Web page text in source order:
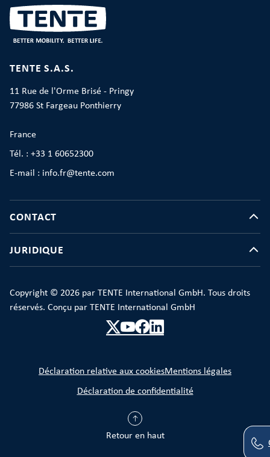
TENTE S.A.S.
11 Rue de l'Orme Brisé - Pringy
77986 St Fargeau Ponthierry
France
Tél. : +33 1 60652300
E-mail : info.fr@tente.com
CONTACT
JURIDIQUE
Copyright © 2026 par TENTE International GmbH. Tous droits
réservés. Conçu par TENTE International GmbH
Retour en haut
Déclaration relative aux cookiesMentions légales
Déclaration de confidentialité